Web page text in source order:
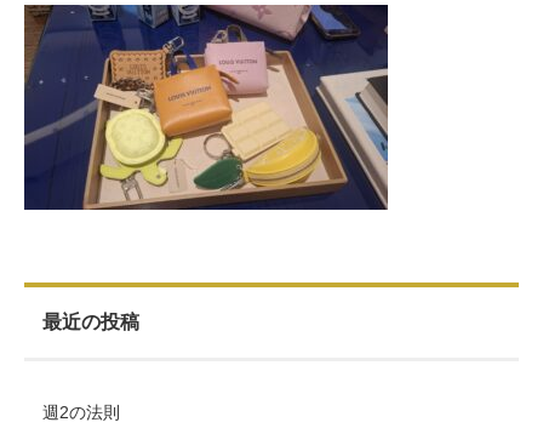
お客様の声（40代）
お客様の声（50代以上）
お客様の声（男性）
最近の投稿
週2の法則